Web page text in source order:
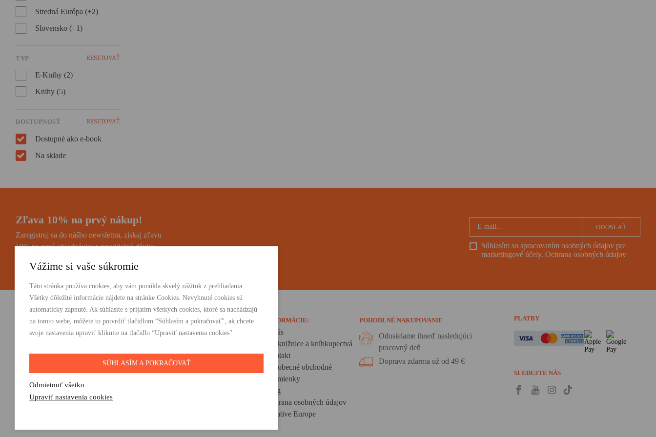
Stredná Európa (+2)
Slovensko (+1)
TYP RESETOVAŤ
E-Knihy (2)
Knihy (5)
DOSTUPNOSŤ RESETOVAŤ
Dostupné ako e-book
Na sklade
Zľava 10% na prvý nákup!
Zaregistruj sa do nášho newslettra, získaj zľavu
10% na prvú objednávku a pravidelnú dávku
Súhlasím so spracovaním osobných údajov pre
marketingové účely. Ochrana osobných údajov
ODOSLAŤ
Vydavateľstvo Absynt s.r.o.
Suvorovova 2683/30C, 010 01 Žilina
PRODUKTY:
Knihy
Darčeky
INFORMÁCIE:
O nás
Pre knižnice a kníhkupectvá
Kontakt
Všeobecné obchodné
podmienky
Blog
Ochrana osobných údajov
Creative Europe
POHODLNÉ NAKUPOVANIE
Odosielame ihneď nasledujúci
pracovný deň
Doprava zdarma už od 49 €
PLATBY
SLEDUJTE NÁS
Vážime si vaše súkromie
Táto stránka používa cookies, aby vám ponúkla skvelý zážitok z prehliadania.
Všetky dôležité informácie nájdete na stránke Cookies. Nevyhnuté cookies sú
automaticky zapnuté. Ak súhlasíte s prijatím všetkých cookies, ktoré sa nachádzajú
na tomto webe, môžete to potvrdiť tlačidlom “Súhlasím a pokračovať", ak chcete
svoje nastavenia upraviť kliknite na tlačidlo “Upraviť nastavenia cookies".
SÚHLASÍM A POKRAČOVAŤ
Odmietnuť všetko
Upraviť nastavenia cookies